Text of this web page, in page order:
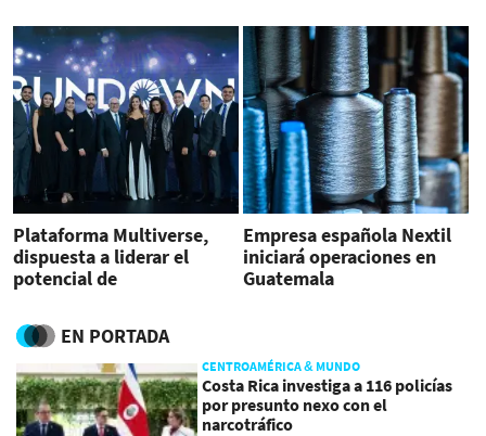
Plataforma Multiverse,
dispuesta a liderar el
potencial de
Empresa española Nextil
iniciará operaciones en
Guatemala
EN PORTADA
CENTROAMÉRICA & MUNDO
Costa Rica investiga a 116 policías
por presunto nexo con el
narcotráfico